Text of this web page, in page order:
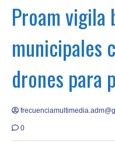
Proam vigila
municipales
drones para
0